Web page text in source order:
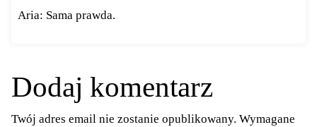
Aria: Sama prawda.
Dodaj komentarz
Twój adres email nie zostanie opublikowany. Wymagane